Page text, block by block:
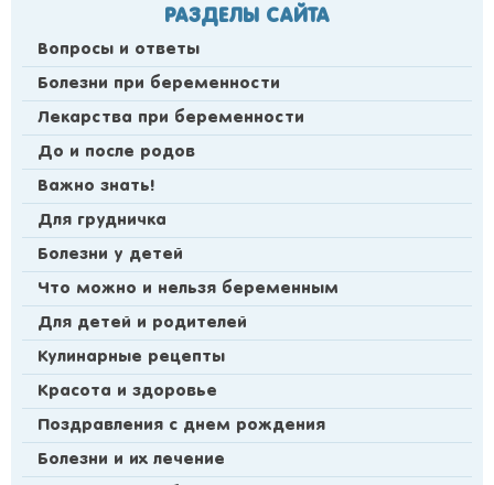
РАЗДЕЛЫ САЙТА
Вопросы и ответы
Болезни при беременности
Лекарства при беременности
До и после родов
Важно знать!
Для грудничка
Болезни у детей
Что можно и нельзя беременным
Для детей и родителей
Кулинарные рецепты
Красота и здоровье
Поздравления с днем рождения
Болезни и их лечение